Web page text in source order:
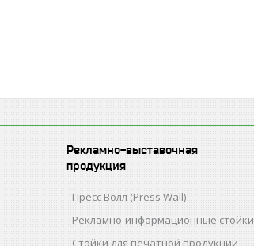
Рекламно-выставочная
продукция
Пресс Волл (Press Wall)
Рекламно-информационные стойки
Стойки для печатной продукции